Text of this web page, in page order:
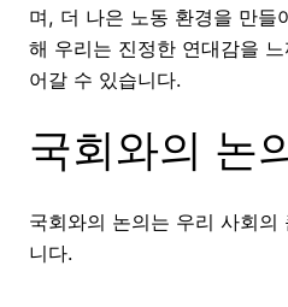
며, 더 나은 노동 환경을 만들
해 우리는 진정한 연대감을
어갈 수 있습니다.
국회와의 논
국회와의 논의는 우리 사회
니다.